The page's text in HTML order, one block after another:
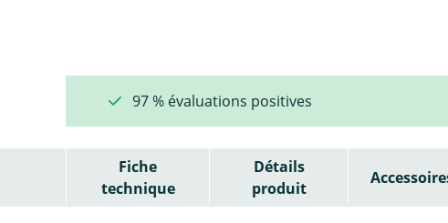
97 % évaluations positives
Fiche
technique
Détails
produit